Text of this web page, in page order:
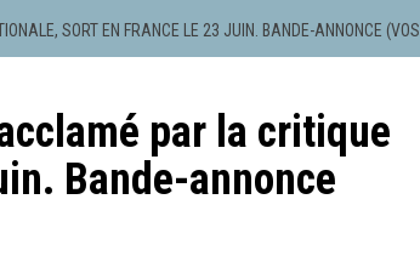
SORT EN FRANCE LE 23 JUIN. BANDE-ANNONCE
par la critique
Bande-annonce